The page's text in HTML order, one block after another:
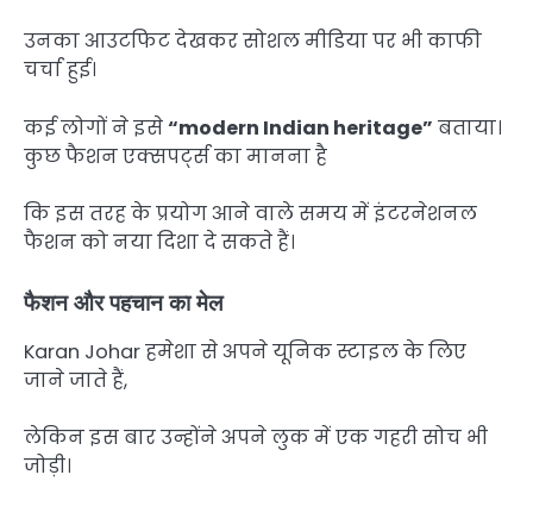
उनका आउटफिट देखकर सोशल मीडिया पर भी काफी
चर्चा हुई।
कई लोगों ने इसे“modern Indian heritage” बताया।
कुछ फैशन एक्सपर्ट्स का मानना है
कि इस तरह के प्रयोग आने वाले समय में इंटरनेशनल
फैशन को नया दिशा दे सकते हैं।
फैशन और पहचान का मेल
Karan Johar हमेशा से अपने यूनिक स्टाइल के लिए
जाने जाते हैं,
लेकिन इस बार उन्होंने अपने लुक में एक गहरी सोच भी
जोड़ी।